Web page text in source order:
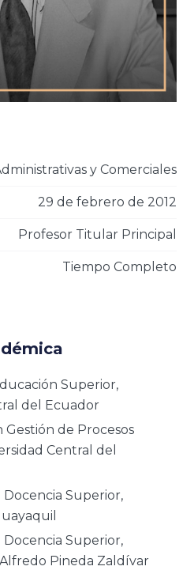
y Comerciales
29 de febrero de 2012
Profesor Titular Principal
Tiempo Completo
Superior,
del Ecuador
Gestión de Procesos
Central del
Superior,
Superior,
Pineda Zaldívar